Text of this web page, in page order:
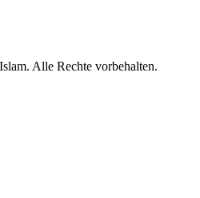
Alle Rechte vorbehalten.